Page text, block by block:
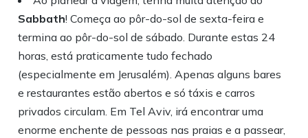
Sabbath! Começa ao pôr-do-sol de sexta-feira e
termina ao pôr-do-sol de sábado. Durante estas 24
horas, está praticamente tudo fechado
(especialmente em Jerusalém). Apenas alguns bares
e restaurantes estão abertos e só táxis e carros
privados circulam. Em Tel Aviv, irá encontrar uma
enorme enchente de pessoas nas praias e a passear,